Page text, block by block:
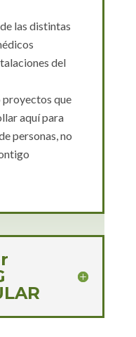
las distintas
del
proyectos que
aquípara
personas, no